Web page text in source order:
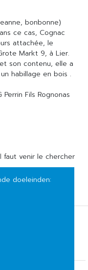
bonbonne)
ce cas, Cognac
attachée, le
Markt 9, à Lier.
son contenu, elle a
habillage en bois .
Fils Rognonas
faut venir le chercher
doeleinden: